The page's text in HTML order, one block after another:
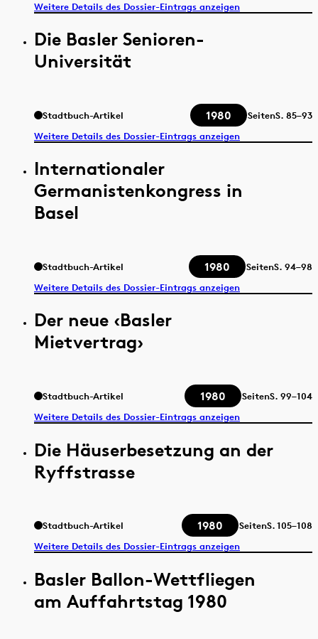
Weitere Details des Dossier-Eintrags anzeigen
Die Basler Senioren-
Universität
Stadtbuch-Artikel 1980 SeitenS. 85–93
Weitere Details des Dossier-Eintrags anzeigen
Internationaler
Germanistenkongress in
Basel
Stadtbuch-Artikel 1980 SeitenS. 94–98
Weitere Details des Dossier-Eintrags anzeigen
Der neue ‹Basler
Mietvertrag›
Stadtbuch-Artikel 1980 SeitenS. 99–104
Weitere Details des Dossier-Eintrags anzeigen
Die Häuserbesetzung an der
Ryffstrasse
Stadtbuch-Artikel 1980 SeitenS.105–108
Weitere Details des Dossier-Eintrags anzeigen
Basler Ballon-Wettfliegen
am Auffahrtstag 1980